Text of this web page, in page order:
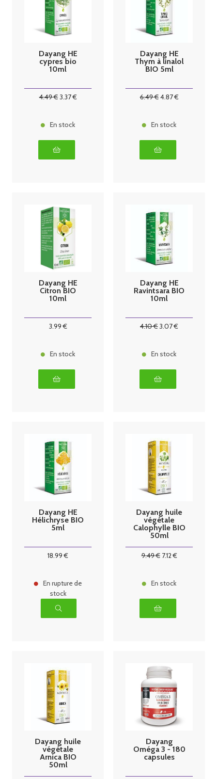
Dayang HE
cypres bio
10ml
4.49€3.37€
En stock
Dayang HE
Thym à linalol
BIO 5ml
6.49€4.87€
En stock
Dayang HE
Citron BIO
10ml
3.99€
En stock
Dayang HE
Ravintsara BIO
10ml
4.10€3.07€
En stock
Dayang HE
Hélichryse BIO
5ml
18.99 €
En rupture de
stock
Dayang huile
végétale
Calophylle BIO
50ml
9.49€ 7.12€
En stock
Dayang huile
végétale
Arnica BIO
50ml
Dayang
Oméga 3 - 180
capsules